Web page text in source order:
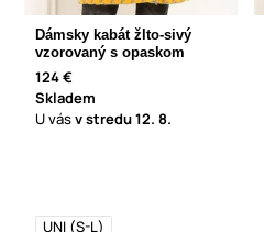
Dámsky kabát žlto-sivý
vzorovaný s opaskom
124 €
Skladem
U vásv stredu12. 8.
UNI (S-L)